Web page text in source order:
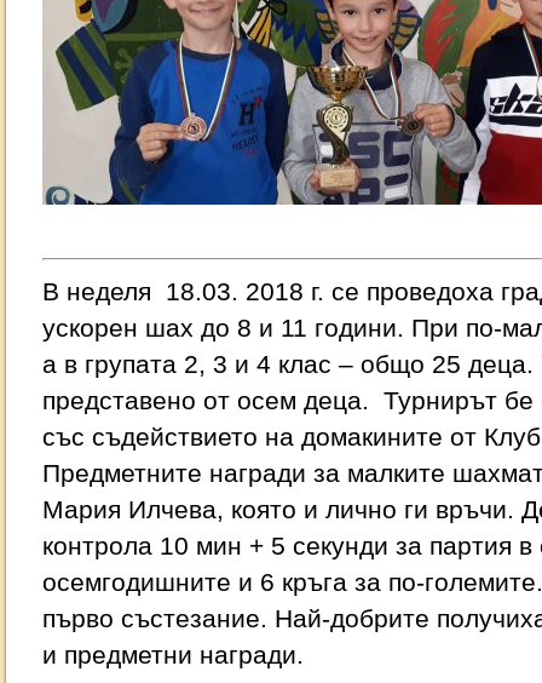
В неделя 18.03. 2018 г. се проведоха
ускорен шах до 8 и 11 години. При по-
а в групата 2, 3 и 4 клас – общо 25
представено от осем деца. Турнирът
със съдействието на домакините от
Предметните награди за малките
Мария Илчева, която и лично ги връчи.
контрола 10 мин + 5 секунди за партия в
осемгодишните и 6 кръга за по-
първо състезание. Най-добрите
и предметни награди.